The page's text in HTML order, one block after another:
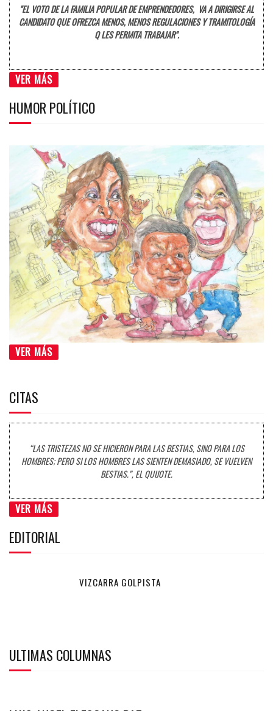
"EL VOTO DE LA FAMILIA POPULAR DE EMPRENDEDORES, VA A DIRIGIRSE AL
CANDIDATO QUE OFREZCA MENOS, MENOS REGULACIONES Y TRAMITOLOGÍA
Q LES PERMITA TRABAJAR".
VER MÁS
HUMOR POLÍTICO
VER MÁS
CITAS
“LAS TRISTEZAS NO SE HICIERON PARA LAS BESTIAS, SINO PARA LOS
HOMBRES; PERO SI LOS HOMBRES LAS SIENTEN DEMASIADO, SE VUELVEN
BESTIAS.”, EL QUIJOTE.
VER MÁS
EDITORIAL
VIZCARRA GOLPISTA
ULTIMAS COLUMNAS